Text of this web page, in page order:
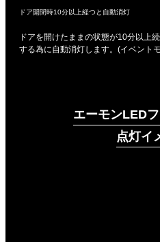
ドア開閉時10分以上経つと自動消灯
ドアを開けたままの状態が10分以上
する為に自動消灯します。(イベント
エーモンLED
点灯イ